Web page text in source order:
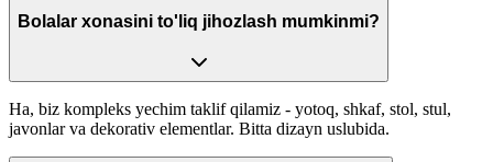
Bolalar xonasini to'liq jihozlash mumkinmi?
Ha, biz kompleks yechim taklif qilamiz - yotoq, shkaf, stol, stul,
javonlar va dekorativ elementlar. Bitta dizayn uslubida.